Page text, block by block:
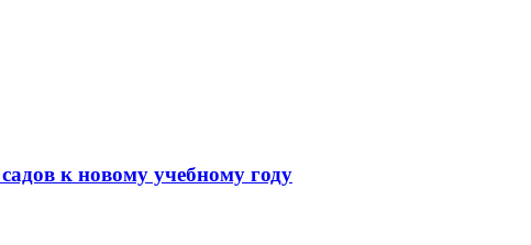
к новому учебному году